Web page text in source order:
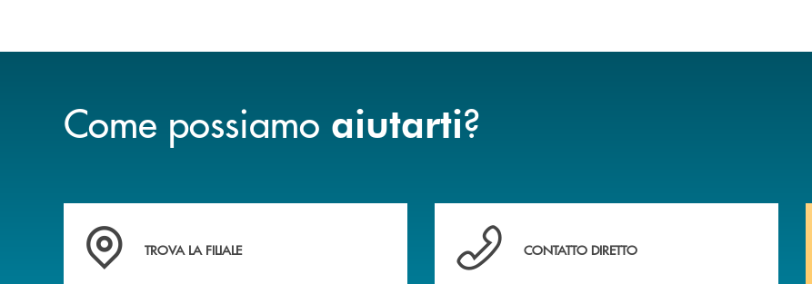
Come possiamo aiutarti?
Accedi all' elenco completo delle filiali della banca.
TROVA LA FILIALE
Hai bisogno di assistenza immediata? Contattaci !
CONTATTO DIRETTO